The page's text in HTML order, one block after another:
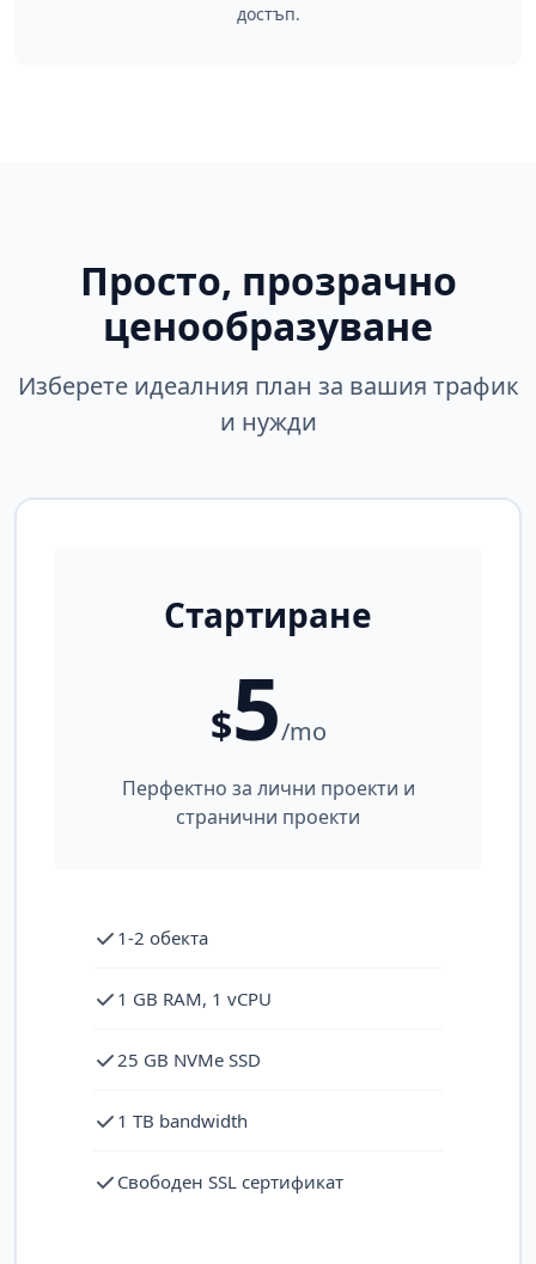
достъп.
Просто, прозрачно
ценообразуване
Изберете идеалния план за вашия трафик
и нужди
Стартиране
$5/mo
Перфектно за лични проекти и
странични проекти
1-2 обекта
1 GB RAM, 1 vCPU
25 GB NVMe SSD
1 TB bandwidth
Свободен SSL сертификат